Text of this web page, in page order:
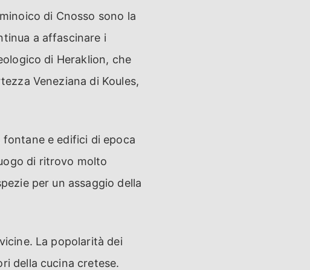
di Cnosso sono la
a affascinare i
di Heraklion, che
Veneziana di Koules,
e edifici di epoca
di ritrovo molto
per un assaggio della
La popolarità dei
della cucina cretese.